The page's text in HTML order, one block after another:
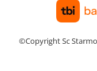
©Copyright Sc